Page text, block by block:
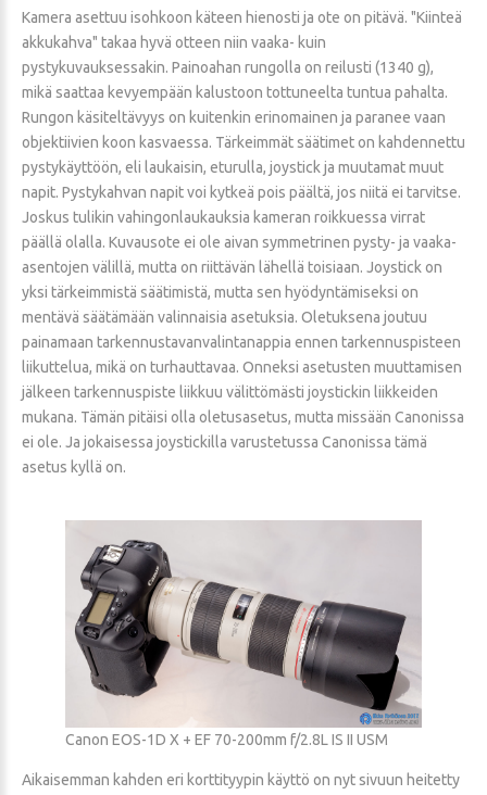
Kamera asettuu isohkoon käteen hienosti ja ote on pitävä. "Kiinteä
akkukahva" takaa hyvä otteen niin vaaka- kuin
pystykuvauksessakin. Painoahan rungolla on reilusti (1340 g),
mikä saattaa kevyempään kalustoon tottuneelta tuntua pahalta.
Rungon käsiteltävyys on kuitenkin erinomainen ja paranee vaan
objektiivien koon kasvaessa. Tärkeimmät säätimet on kahdennettu
pystykäyttöön, eli laukaisin, eturulla, joystick ja muutamat muut
napit. Pystykahvan napit voi kytkeä pois päältä, jos niitä ei tarvitse.
Joskus tulikin vahingonlaukauksia kameran roikkuessa virrat
päällä olalla. Kuvausote ei ole aivan symmetrinen pysty- ja vaaka-
asentojen välillä, mutta on riittävän lähellä toisiaan. Joystick on
yksi tärkeimmistä säätimistä, mutta sen hyödyntämiseksi on
mentävä säätämään valinnaisia asetuksia. Oletuksena joutuu
painamaan tarkennustavanvalintanappia ennen tarkennuspisteen
liikuttelua, mikä on turhauttavaa. Onneksi asetusten muuttamisen
jälkeen tarkennuspiste liikkuu välittömästi joystickin liikkeiden
mukana. Tämän pitäisi olla oletusasetus, mutta missään Canonissa
ei ole. Ja jokaisessa joystickilla varustetussa Canonissa tämä
asetus kyllä on.
Canon EOS-1D X + EF 70-200mm f/2.8L IS II USM
Aikaisemman kahden eri korttityypin käyttö on nyt sivuun heitetty